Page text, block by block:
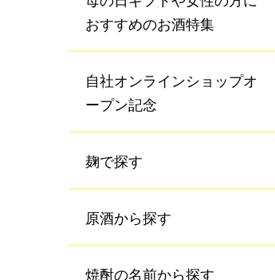
おすすめのお酒特集
自社オンラインショップオ
ープン記念
麹で探す
原酒から探す
焼酎の名前から探す